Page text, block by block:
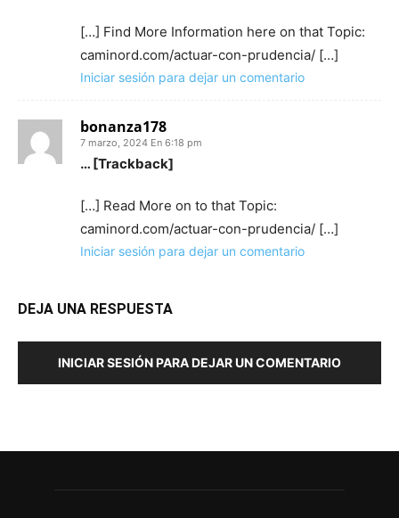
[…] Find More Information here on that Topic:
caminord.com/actuar-con-prudencia/ […]
Iniciar sesión para dejar un comentario
bonanza178
7 marzo, 2024 En 6:18 pm
… [Trackback]
[…] Read More on to that Topic:
caminord.com/actuar-con-prudencia/ […]
Iniciar sesión para dejar un comentario
DEJA UNA RESPUESTA
INICIAR SESIÓN PARA DEJAR UN COMENTARIO